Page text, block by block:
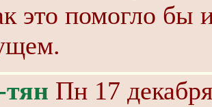
это помогло бы
Пн 17